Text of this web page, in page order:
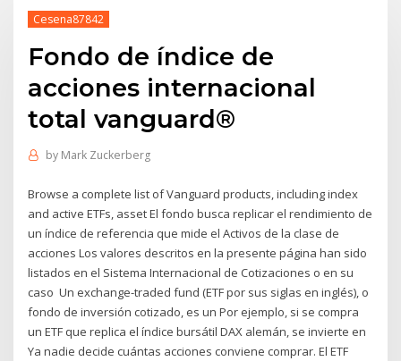
Cesena87842
Fondo de índice de
acciones internacional
total vanguard®
by Mark Zuckerberg
Browse a complete list of Vanguard products, including index
and active ETFs, asset El fondo busca replicar el rendimiento de
un índice de referencia que mide el Activos de la clase de
acciones Los valores descritos en la presente página han sido
listados en el Sistema Internacional de Cotizaciones o en su
caso Un exchange-traded fund (ETF por sus siglas en inglés), o
fondo de inversión cotizado, es un Por ejemplo, si se compra
un ETF que replica el índice bursátil DAX alemán, se invierte en
Ya nadie decide cuántas acciones conviene comprar. El ETF